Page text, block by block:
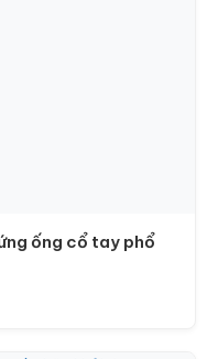
ống cổ tay phổ